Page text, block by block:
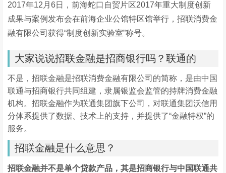
2017年12月6日，前海蛇口自贸片区2017年重大制度创新
成果与案例发布会在前海企业公馆特区馆举行，招联消费金
融有限公司获得“制度创新实验室”称号。
大家说说招联金融是招商银行吗？联通的
不是，招联金融是招联消费金融有限公司的简称，是由中国
联通与招商银行共同组建，隶属银监会监管的持牌消费金融
机构。招联金融作为联通集团旗下公司，对联通集团沃信用
分体系提供了数据、技术上的支持，并提供了“金融特权”的
服务。
招联金融是什么意思？
招联金融并不是单个贷款产品，其是招商银行与中国联通共